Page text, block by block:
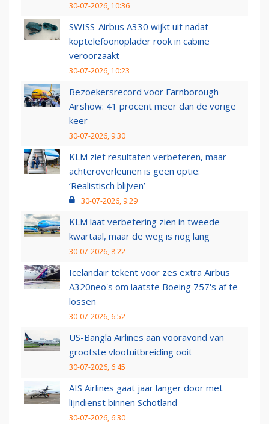
30-07-2026, 10:36
SWISS-Airbus A330 wijkt uit nadat
koptelefoonoplader rook in cabine
veroorzaakt
30-07-2026, 10:23
Bezoekersrecord voor Farnborough
Airshow: 41 procent meer dan de vorige
keer
30-07-2026, 9:30
KLM ziet resultaten verbeteren, maar
achteroverleunen is geen optie:
‘Realistisch blijven’
30-07-2026, 9:29
KLM laat verbetering zien in tweede
kwartaal, maar de weg is nog lang
30-07-2026, 8:22
Icelandair tekent voor zes extra Airbus
A320neo's om laatste Boeing 757's af te
lossen
30-07-2026, 6:52
US-Bangla Airlines aan vooravond van
grootste vlootuitbreiding ooit
30-07-2026, 6:45
AIS Airlines gaat jaar langer door met
lijndienst binnen Schotland
30-07-2026, 6:30